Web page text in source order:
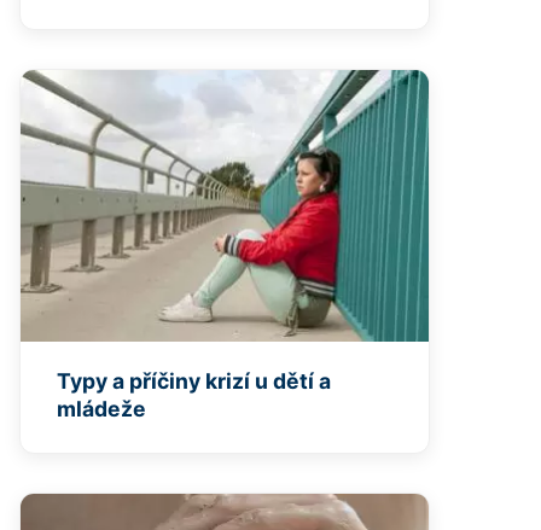
Typy a příčiny krizí u dětí a
mládeže